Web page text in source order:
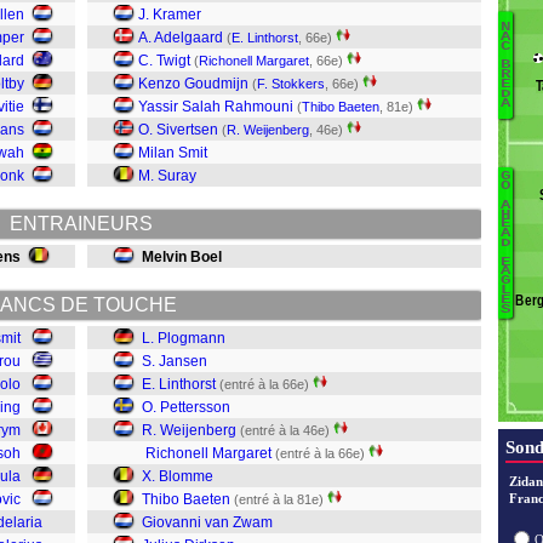
J. Kramer
A. Adelgaard (E. Linthorst , 66e)
C. Twigt (Richonell Margaret , 66e)
Kenzo Goudmijn (F. Stokkers , 66e)
Yassir Salah Rahmouni (Thibo Baeten , 81e)
O. Sivertsen (R. Weijenberg , 46e)
Milan Smit
M. Suray
ENTRAINEURS
Melvin Boel
DE TOUCHE
L. Plogmann
S. Jansen
E. Linthorst (entré à la 66e)
O. Pettersson
R. Weijenberg (entré à la 46e)
Richonell Margaret (entré à la 66e)
X. Blomme
Thibo Baeten (entré à la 81e)
Giovanni van Zwam
N
A
C
B
R
E
D
A
G
O
A
H
E
A
D
E
A
G
L
E
S